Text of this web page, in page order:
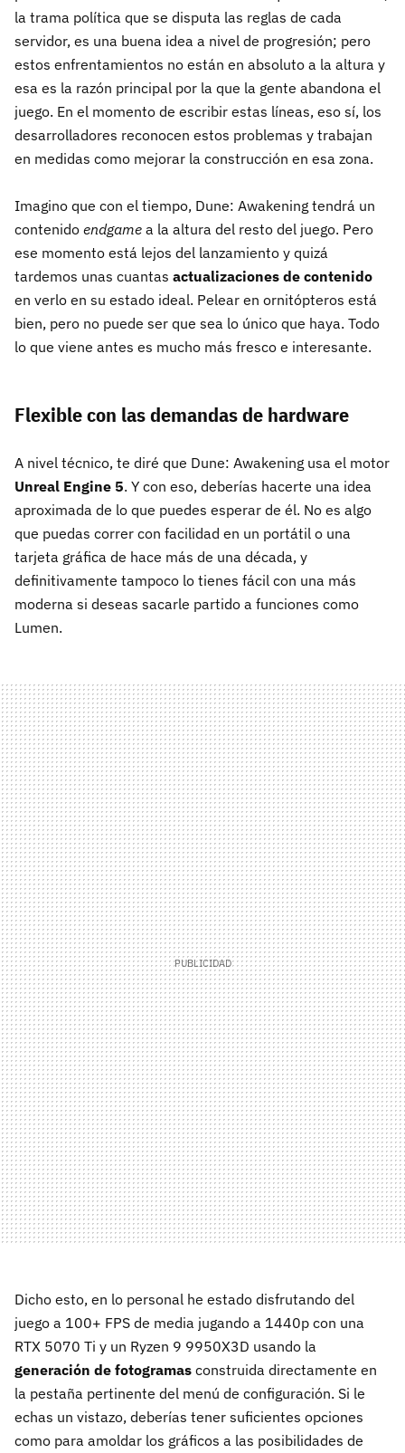
la trama política que se disputa las reglas de cada
servidor, es una buena idea a nivel de progresión; pero
estos enfrentamientos no están en absoluto a la altura y
esa es la razón principal por la que la gente abandona el
juego. En el momento de escribir estas líneas, eso sí, los
desarrolladores reconocen estos problemas y trabajan
en medidas como mejorar la construcción en esa zona.
Imagino que con el tiempo, Dune: Awakening tendrá un
contenido endgame a la altura del resto del juego. Pero
ese momento está lejos del lanzamiento y quizá
tardemos unas cuantas actualizaciones de contenido
en verlo en su estado ideal. Pelear en ornitópteros está
bien, pero no puede ser que sea lo único que haya. Todo
lo que viene antes es mucho más fresco e interesante.
Flexible con las demandas de hardware
A nivel técnico, te diré que Dune: Awakening usa el motor
Unreal Engine 5. Y con eso, deberías hacerte una idea
aproximada de lo que puedes esperar de él. No es algo
que puedas correr con facilidad en un portátil o una
tarjeta gráfica de hace más de una década, y
definitivamente tampoco lo tienes fácil con una más
moderna si deseas sacarle partido a funciones como
Lumen.
Dicho esto, en lo personal he estado disfrutando del
juego a 100+ FPS de media jugando a 1440p con una
RTX 5070 Ti y un Ryzen 9 9950X3D usando la
generación de fotogramas construida directamente en
la pestaña pertinente del menú de configuración. Si le
echas un vistazo, deberías tener suficientes opciones
como para amoldar los gráficos a las posibilidades de